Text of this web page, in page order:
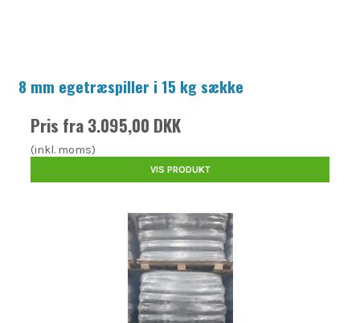
8 mm egetræspiller i 15 kg sække
Pris fra3.095,00 DKK
(inkl. moms)
VIS PRODUKT